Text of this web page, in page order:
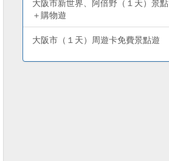
大阪市新世界、阿倍野（１天）景點
＋購物遊
大阪市（１天）周遊卡免費景點遊